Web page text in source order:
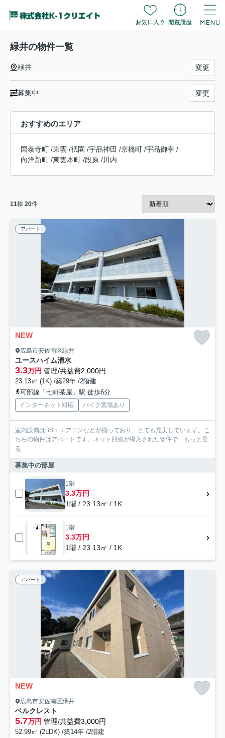
緑井の物件一覧
緑井 変更
募集中 変更
おすすめのエリア
国泰寺町 /東雲 /祇園 /宇品神田 /京橋町 /宇品御幸 /
向洋新町 /東雲本町 /段原 /川内
11棟 20件
アパート
NEW
広島市安佐南区緑井
ユースハイム清水
3.3万円 管理/共益費2,000円
23.13㎡ (1K) /築29年 /2階建
可部線「七軒茶屋」駅 徒歩6分
インターネット対応 バイク置場あり
室内設備はBS・エアコンなどが揃っており、とても充実しています。こ
ちらの物件はアパートです。ネット回線が導入された物件で...
もっと見
る
募集中の部屋
1階
3.3万円
1階 / 23.13㎡ / 1K
1階
3.3万円
1階 / 23.13㎡ / 1K
アパート
NEW
広島市安佐南区緑井
ベルクレスト
5.7万円 管理/共益費3,000円
52.99㎡ (2LDK) /築14年 /2階建